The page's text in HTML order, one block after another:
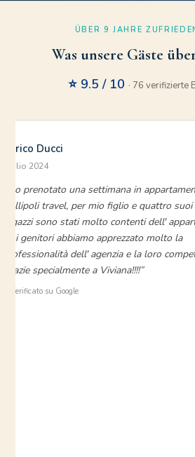
ÜBER 9 JAHRE
Was unsere Gäste
⭐ 9.5 / 10 · 76 verifizierte
Enrico Ducci
luglio 2024
“Ho prenotato una settimana in
Gallipoli travel, per mio figlio e quattro suoi
ragazzi sono stati molto contenti dell'
Noi genitori abbiamo apprezzato molto la
professionalità dell' agenzia e la loro
Grazie specialmente a Viviana!!!!”
⭐ Verificato su Google